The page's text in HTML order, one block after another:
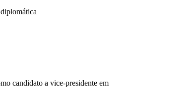
candidato a vice-presidente em